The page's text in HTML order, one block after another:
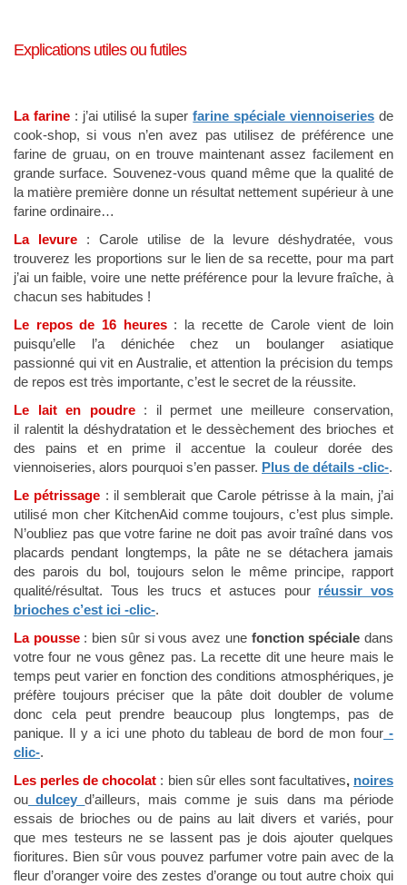
Explications utiles ou futiles
La farine: j’ai utilisé la superfarine spéciale viennoiseries de
cook-shop, si vous n’en avez pas utilisez de préférence une
farine de gruau, on en trouve maintenant assez facilement en
grande surface. Souvenez-vous quand même que la qualité de
la matière première donne un résultat nettement supérieur à une
farine ordinaire…
La levure : Carole utilise de la levure déshydratée, vous
trouverez les proportions sur le lien de sa recette, pour ma part
j’ai un faible, voire une nette préférence pour la levure fraîche, à
chacun ses habitudes !
Le repos de 16 heures: la recette de Carole vient de loin
puisqu’elle l’a dénichée chez un boulanger asiatique
passionné qui vit en Australie, et attention la précision du temps
de repos est très importante, c’est le secret de la réussite.
Le lait en poudre: il permet une meilleure conservation,
il ralentit la déshydratation et le dessèchement des brioches et
des pains et en prime il accentue la couleur dorée des
viennoiseries, alors pourquoi s’en passer. Plus de détails -clic-.
Le pétrissage : il semblerait que Carole pétrisse à la main, j’ai
utilisé mon cher KitchenAid comme toujours, c’est plus simple.
N’oubliez pas que votre farine ne doit pas avoir traîné dans vos
placards pendant longtemps, la pâte ne se détachera jamais
des parois du bol, toujours selon le même principe, rapport
qualité/résultat. Tous les trucs et astuces pour réussir vos
brioches c’est ici -clic-.
La pousse: bien sûr si vous avez une fonction spéciale dans
votre four ne vous gênez pas. La recette dit une heure mais le
temps peut varier en fonction des conditions atmosphériques, je
préfère toujours préciser que la pâte doit doubler de volume
donc cela peut prendre beaucoup plus longtemps, pas de
panique. Il y a ici une photo du tableau de bord de mon four -
clic-.
Les perles de chocolat : bien sûr elles sont facultatives, noires
ou dulceyd’ailleurs,
mais comme je suis dans ma période
essais de brioches ou de pains au lait divers et variés, pour
que mes testeurs ne se lassent pas je dois ajouter quelques
fioritures. Bien sûr vous pouvez parfumer votre pain avec de la
fleur d’oranger voire des zestes d’orange ou tout autre choix qui